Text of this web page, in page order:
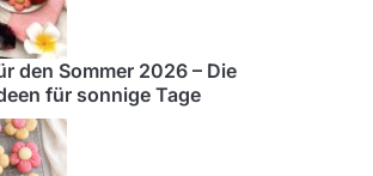
den Sommer 2026 – Die
für sonnige Tage